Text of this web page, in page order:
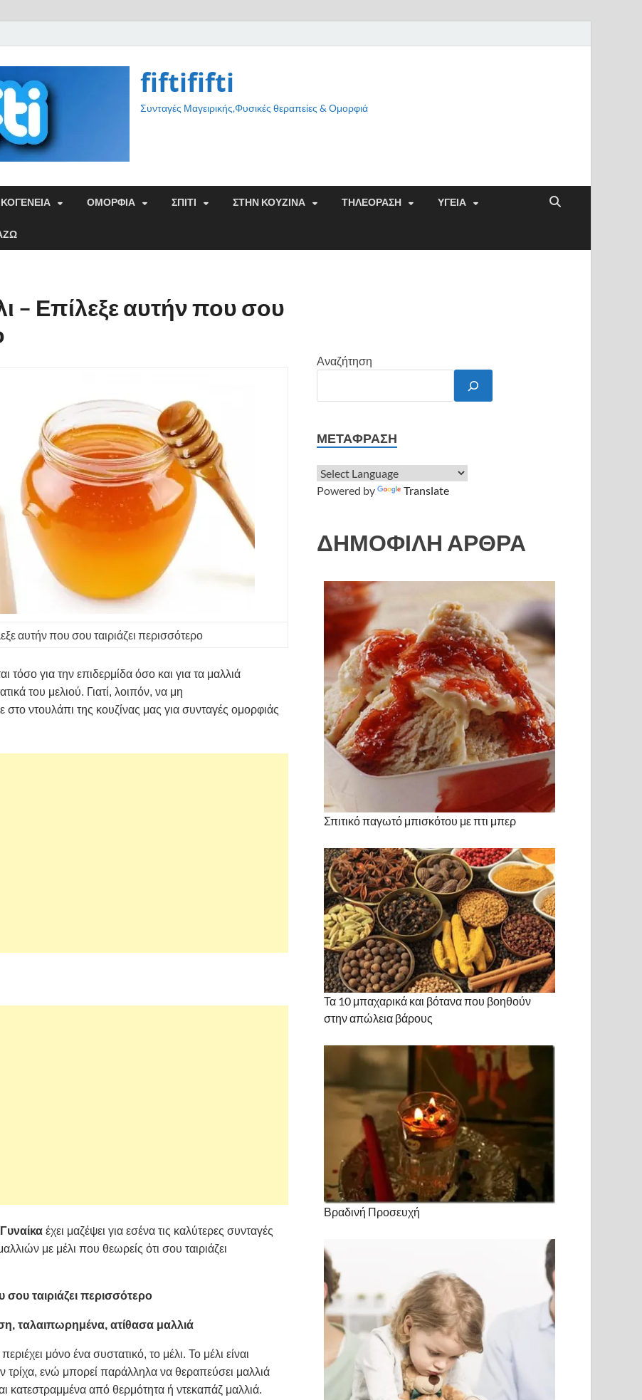
fiftififti
Συνταγές Μαγειρικής,Φυσικές θεραπείες & Ομορφιά
ΟΜΟΡΦΙΑ ΣΠΙΤΙ ΣΤΗΝ ΚΟΥΖΙΝΑ ΤΗΛΕΟΡΑΣΗ ΥΓΕΙΑ
– Επίλεξε αυτήν που σου
αυτήν που σου ταιριάζει περισσότερο
για την επιδερμίδα όσο και για τα μαλλιά
του μελιού. Γιατί, λοιπόν, να μη
ντουλάπι της κουζίνας μας για συνταγές ομορφιάς
έχει μαζέψει για εσένα τις καλύτερες συνταγές
με μέλι που θεωρείς ότι σου ταιριάζει
ταιριάζει περισσότερο
ταλαιπωρημένα, ατίθασα μαλλιά
μόνο ένα συστατικό, το μέλι. Το μέλι είναι
τρίχα, ενώ μπορεί παράλληλα να θεραπεύσει μαλλιά
κατεστραμμένα από θερμότητα ή ντεκαπάζ μαλλιά.
Αναζήτηση
ΜΕΤΆΦΡΑΣΗ
Powered by Translate
ΔΗΜΟΦΙΛΗ ΑΡΘΡΑ
Σπιτικό παγωτό μπισκότου με πτι μπερ
Τα 10 μπαχαρικά και βότανα που βοηθούν
στην απώλεια βάρους
Βραδινή Προσευχή